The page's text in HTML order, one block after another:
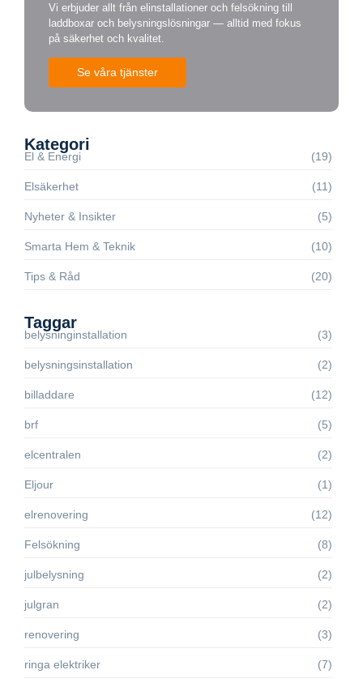
Vi erbjuder allt från elinstallationer och felsökning till
laddboxar och belysningslösningar — alltid med fokus
på säkerhet och kvalitet.
Se våra tjänster
Kategori
El & Energi (19)
Elsäkerhet (11)
Nyheter & Insikter (5)
Smarta Hem & Teknik (10)
Tips & Råd (20)
Taggar
belysninginstallation (3)
belysningsinstallation (2)
billaddare (12)
brf (5)
elcentralen (2)
Eljour (1)
elrenovering (12)
Felsökning (8)
julbelysning (2)
julgran (2)
renovering (3)
ringa elektriker (7)